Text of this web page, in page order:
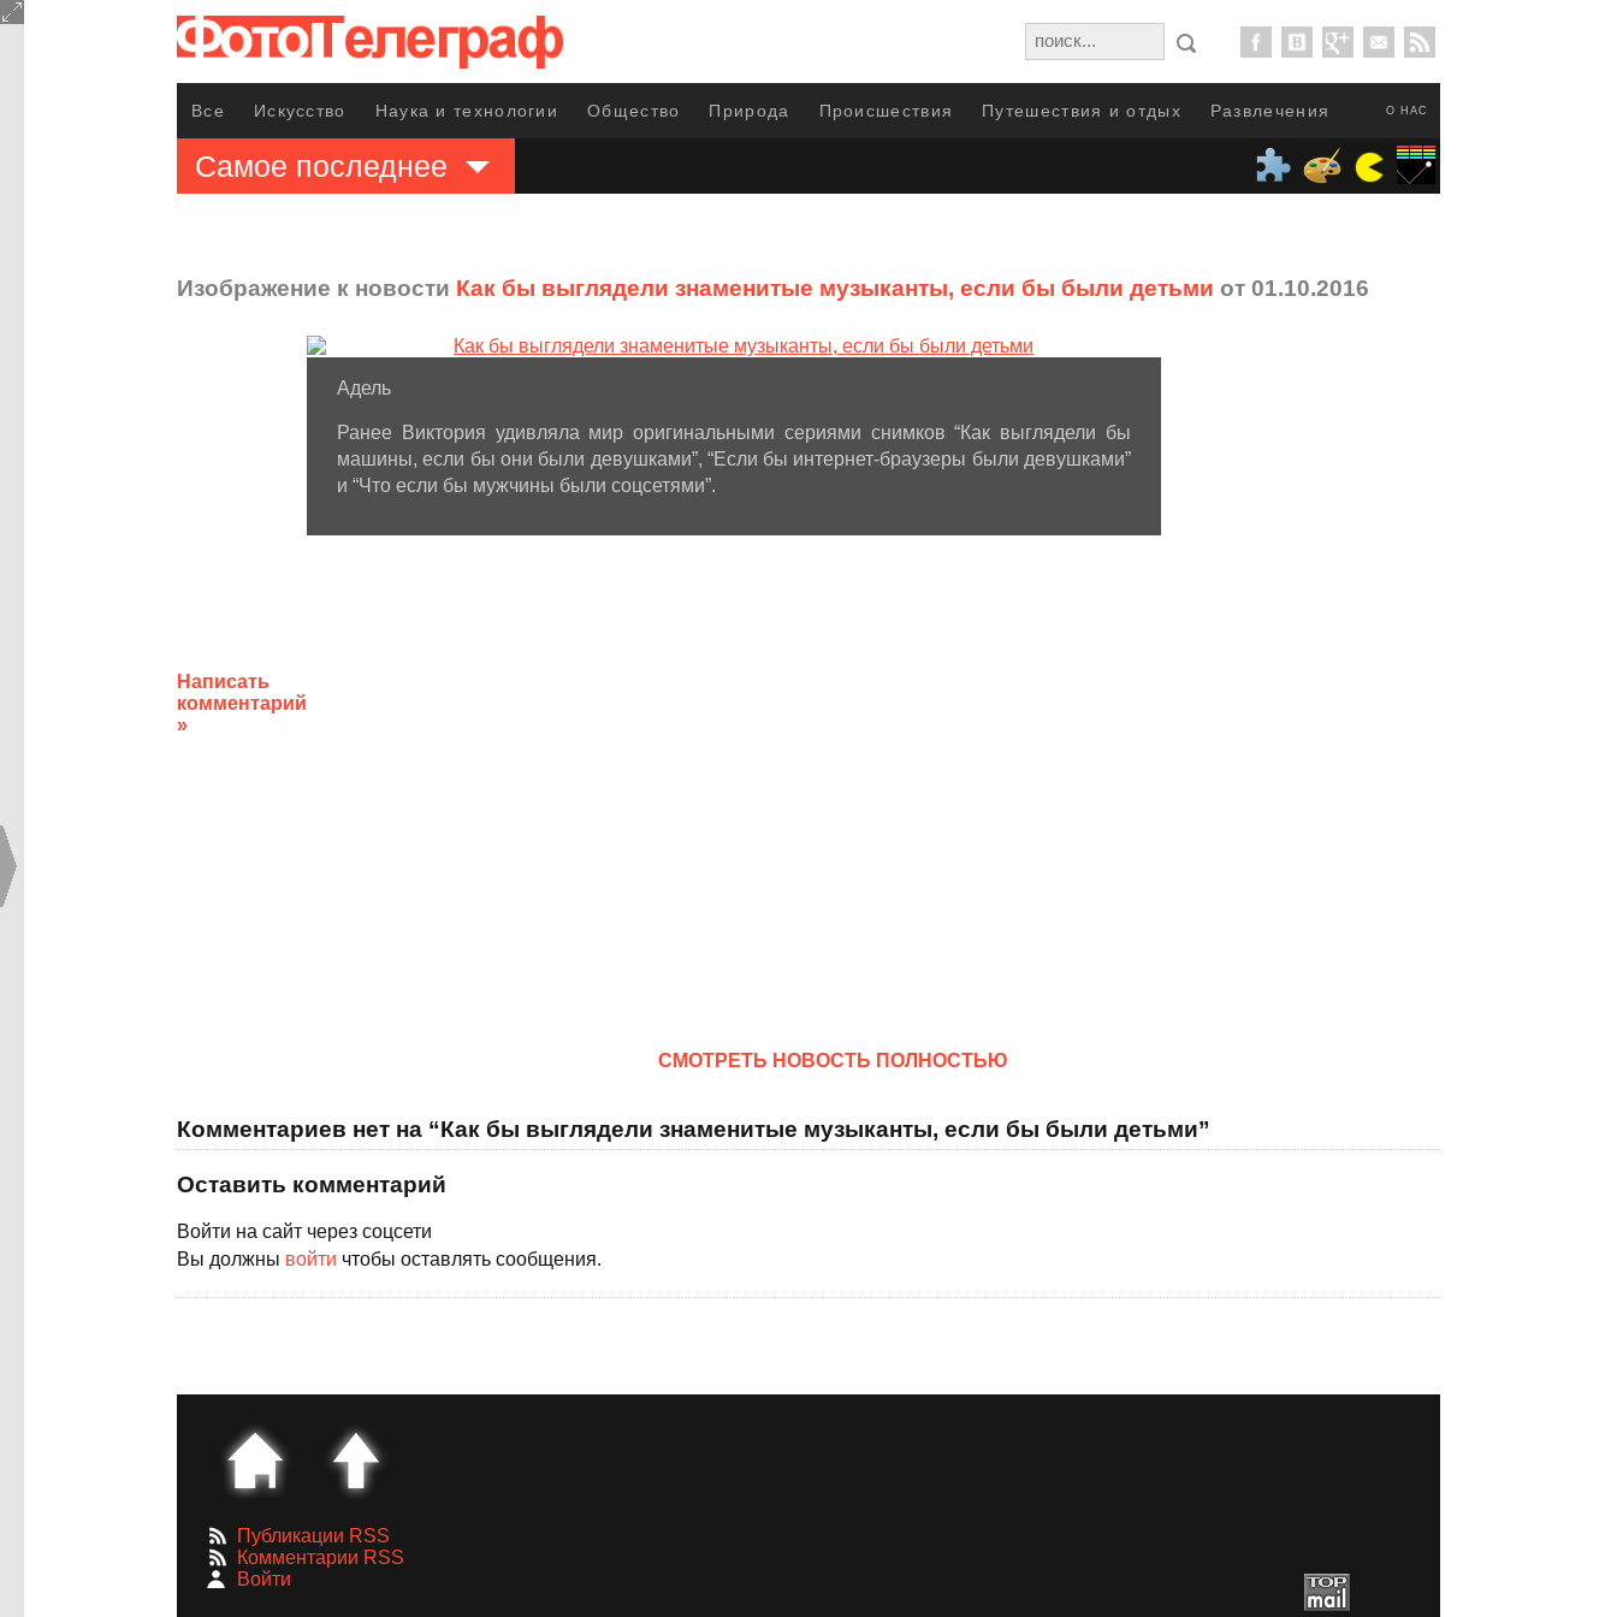
О НАС
Все Искусство Наука и технологии Общество Природа Происшествия Путешествия и отдых Развлечения
Самое последнее
Изображение к новости Как бы выглядели знаменитые музыканты, если бы были детьми от 01.10.2016
Написать
комментарий
»
Адель
Ранее Виктория удивляла мир оригинальными сериями снимков “Как выглядели бы
машины, если бы они были девушками”, “Если бы интернет-браузеры были девушками”
и “Что если бы мужчины были соцсетями”.
CМОТРЕТЬ НОВОСТЬ ПОЛНОСТЬЮ
Комментариев нет на “Как бы выглядели знаменитые музыканты, если бы были детьми”
Оставить комментарий
Войти на сайт через соцсети
Вы должны войти чтобы оставлять сообщения.
Публикации RSS
Комментарии RSS
Войти